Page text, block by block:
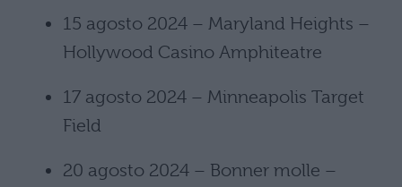
15 agosto 2024 – Maryland Heights –
Hollywood Casino Amphiteatre
17 agosto 2024 – Minneapolis Target
Field
20 agosto 2024 – Bonner molle –